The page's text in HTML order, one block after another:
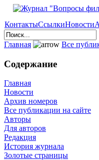
КонтактыСсылкиНовости
Главная Все
Содержание
Главная
Новости
Архив номеров
Все публикации на сайте
Авторы
Для авторов
Редакция
История журнала
Золотые страницы